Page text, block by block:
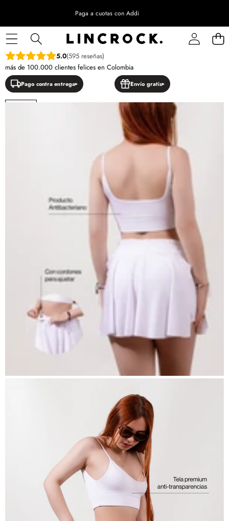
Paga a cuotas con Addi
SALTAR A LA INFORMACIÓN DEL PRODUCTO
5.0(595 reseñas)
más de 100.000 clientes felices en Colombia
Pago contra entrega Envío gratis